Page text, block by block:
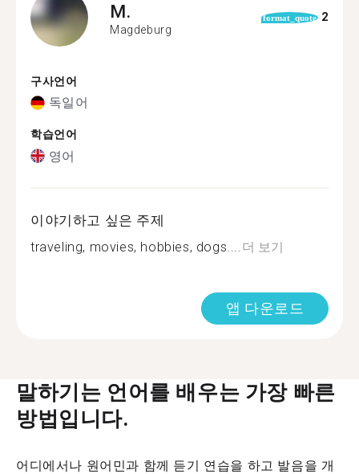
M.
Magdeburg
format_quote 2
구사언어
독일어
학습언어
영어
이야기하고 싶은 주제
traveling, movies, hobbies, dogs.... 더 보기
앱 다운로드
말하기는 언어를 배우는 가장 빠른
방법입니다.
어디에서나 원어민과 함께 듣기 연습을 하고 발음을 개